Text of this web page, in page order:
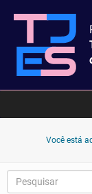
Você está